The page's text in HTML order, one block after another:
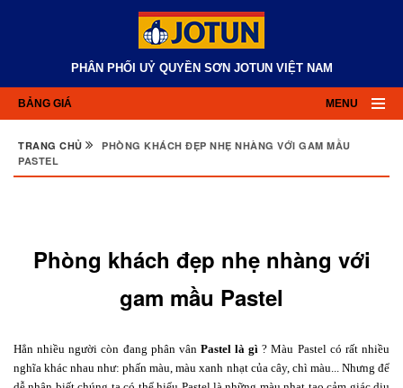
PHÂN PHỐI UỶ QUYỀN SƠN JOTUN VIỆT NAM
MENU
BẢNG GIÁ
TRANG CHỦ
PHÒNG KHÁCH ĐẸP NHẸ NHÀNG VỚI GAM MẦU
PASTEL
Phòng khách đẹp nhẹ nhàng với
gam mầu Pastel
Hẳn nhiều người còn đang phân vân Pastel là gì? Màu Pastel có rất nhiều
nghĩa khác nhau như: phấn màu, màu xanh nhạt của cây, chì màu... Nhưng để